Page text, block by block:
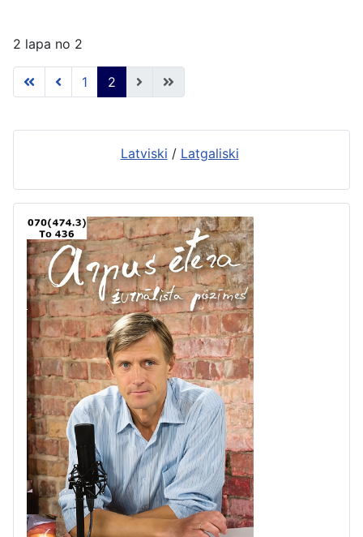
2 lapa no 2
1 2
Latviski / Latgaliski